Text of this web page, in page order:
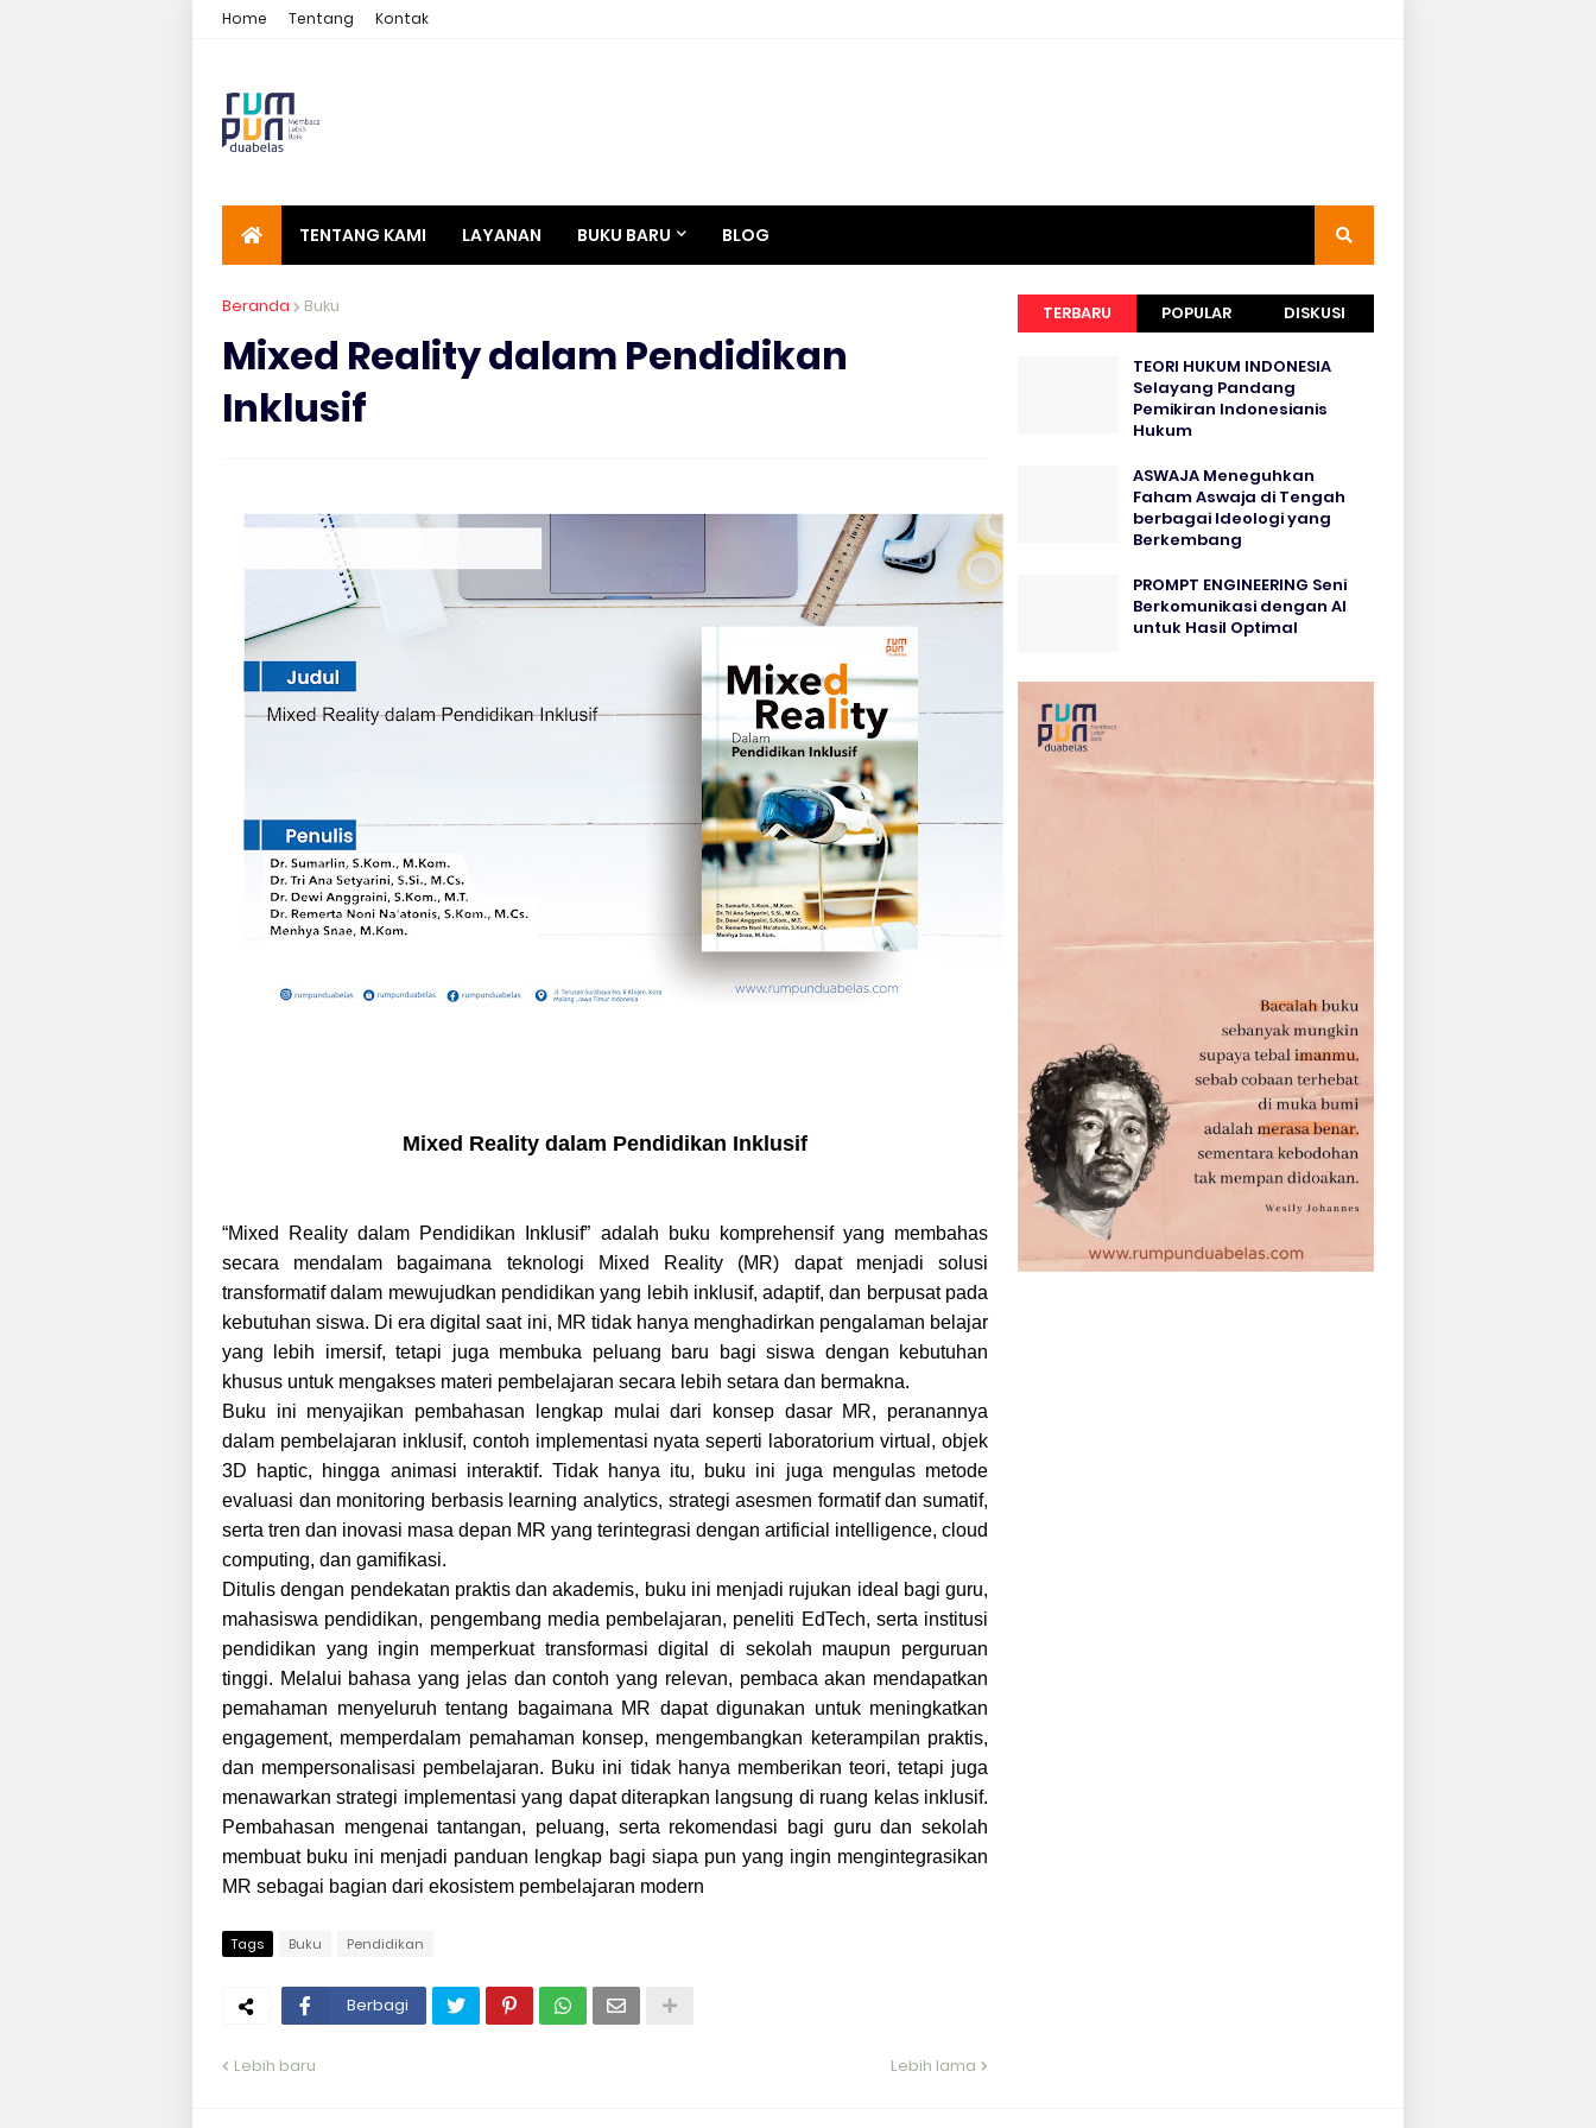
Home Tentang Kontak
TENTANG KAMI LAYANAN BUKU BARU BLOG
Beranda Buku
Mixed Reality dalam Pendidikan
Inklusif
Mixed Reality dalam Pendidikan Inklusif
“Mixed Reality dalam Pendidikan Inklusif” adalah buku komprehensif yang membahas
secara mendalam bagaimana teknologi Mixed Reality (MR) dapat menjadi solusi
transformatif dalam mewujudkan pendidikan yang lebih inklusif, adaptif, dan berpusat pada
kebutuhan siswa. Di era digital saat ini, MR tidak hanya menghadirkan pengalaman belajar
yang lebih imersif, tetapi juga membuka peluang baru bagi siswa dengan kebutuhan
khusus untuk mengakses materi pembelajaran secara lebih setara dan bermakna.
Buku ini menyajikan pembahasan lengkap mulai dari konsep dasar MR, peranannya
dalam pembelajaran inklusif, contoh implementasi nyata seperti laboratorium virtual, objek
3D haptic, hingga animasi interaktif. Tidak hanya itu, buku ini juga mengulas metode
evaluasi dan monitoring berbasis learning analytics, strategi asesmen formatif dan sumatif,
serta tren dan inovasi masa depan MR yang terintegrasi dengan artificial intelligence, cloud
computing, dan gamifikasi.
Ditulis dengan pendekatan praktis dan akademis, buku ini menjadi rujukan ideal bagi guru,
mahasiswa pendidikan, pengembang media pembelajaran, peneliti EdTech, serta institusi
pendidikan yang ingin memperkuat transformasi digital di sekolah maupun perguruan
tinggi. Melalui bahasa yang jelas dan contoh yang relevan, pembaca akan mendapatkan
pemahaman menyeluruh tentang bagaimana MR dapat digunakan untuk meningkatkan
engagement, memperdalam pemahaman konsep, mengembangkan keterampilan praktis,
dan mempersonalisasi pembelajaran. Buku ini tidak hanya memberikan teori, tetapi juga
menawarkan strategi implementasi yang dapat diterapkan langsung di ruang kelas inklusif.
Pembahasan mengenai tantangan, peluang, serta rekomendasi bagi guru dan sekolah
membuat buku ini menjadi panduan lengkap bagi siapa pun yang ingin mengintegrasikan
MR sebagai bagian dari ekosistem pembelajaran modern
Tags Buku Pendidikan
Berbagi
Lebih baru Lebih lama
TERBARU POPULAR DISKUSI
TEORI HUKUM INDONESIA
Selayang Pandang
Pemikiran Indonesianis
Hukum
ASWAJA Meneguhkan
Faham Aswaja di Tengah
berbagai Ideologi yang
Berkembang
PROMPT ENGINEERING Seni
Berkomunikasi dengan AI
untuk Hasil Optimal